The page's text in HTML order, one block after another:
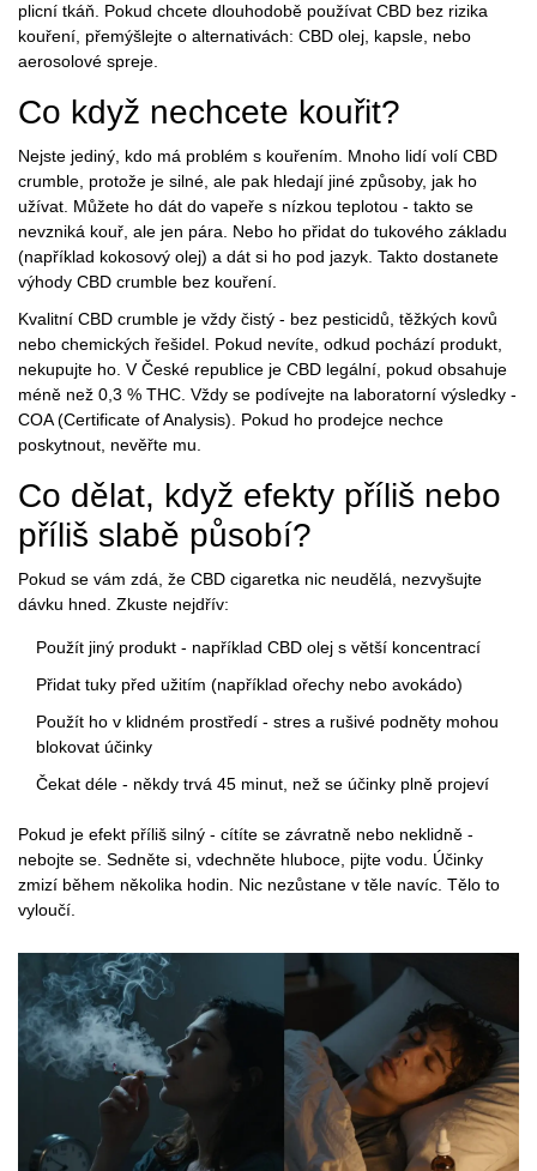
plicní tkáň. Pokud chcete dlouhodobě používat CBD bez rizika
kouření, přemýšlejte o alternativách: CBD olej, kapsle, nebo
aerosolové spreje.
Co když nechcete kouřit?
Nejste jediný, kdo má problém s kouřením. Mnoho lidí volí CBD
crumble, protože je silné, ale pak hledají jiné způsoby, jak ho
užívat. Můžete ho dát do vapeře s nízkou teplotou - takto se
nevzniká kouř, ale jen pára. Nebo ho přidat do tukového základu
(například kokosový olej) a dát si ho pod jazyk. Takto dostanete
výhody CBD crumble bez kouření.
Kvalitní CBD crumble je vždy čistý - bez pesticidů, těžkých kovů
nebo chemických řešidel. Pokud nevíte, odkud pochází produkt,
nekupujte ho. V České republice je CBD legální, pokud obsahuje
méně než 0,3 % THC. Vždy se podívejte na laboratorní výsledky -
COA (Certificate of Analysis). Pokud ho prodejce nechce
poskytnout, nevěřte mu.
Co dělat, když efekty příliš nebo
příliš slabě působí?
Pokud se vám zdá, že CBD cigaretka nic neudělá, nezvyšujte
dávku hned. Zkuste nejdřív:
Použít jiný produkt - například CBD olej s větší koncentrací
Přidat tuky před užitím (například ořechy nebo avokádo)
Použít ho v klidném prostředí - stres a rušivé podněty mohou
blokovat účinky
Čekat déle - někdy trvá 45 minut, než se účinky plně projeví
Pokud je efekt příliš silný - cítíte se závratně nebo neklidně -
nebojte se. Sedněte si, vdechněte hluboce, pijte vodu. Účinky
zmizí během několika hodin. Nic nezůstane v těle navíc. Tělo to
vyloučí.